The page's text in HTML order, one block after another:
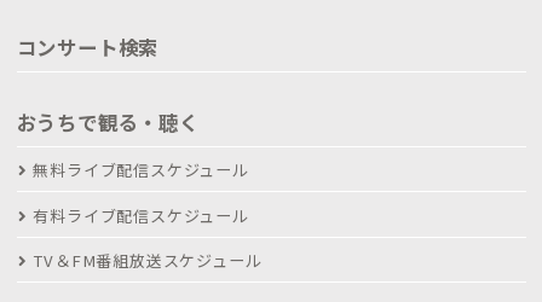
コンサート検索
おうちで観る・聴く
無料ライブ配信スケジュール
有料ライブ配信スケジュール
TV＆FM番組放送スケジュール